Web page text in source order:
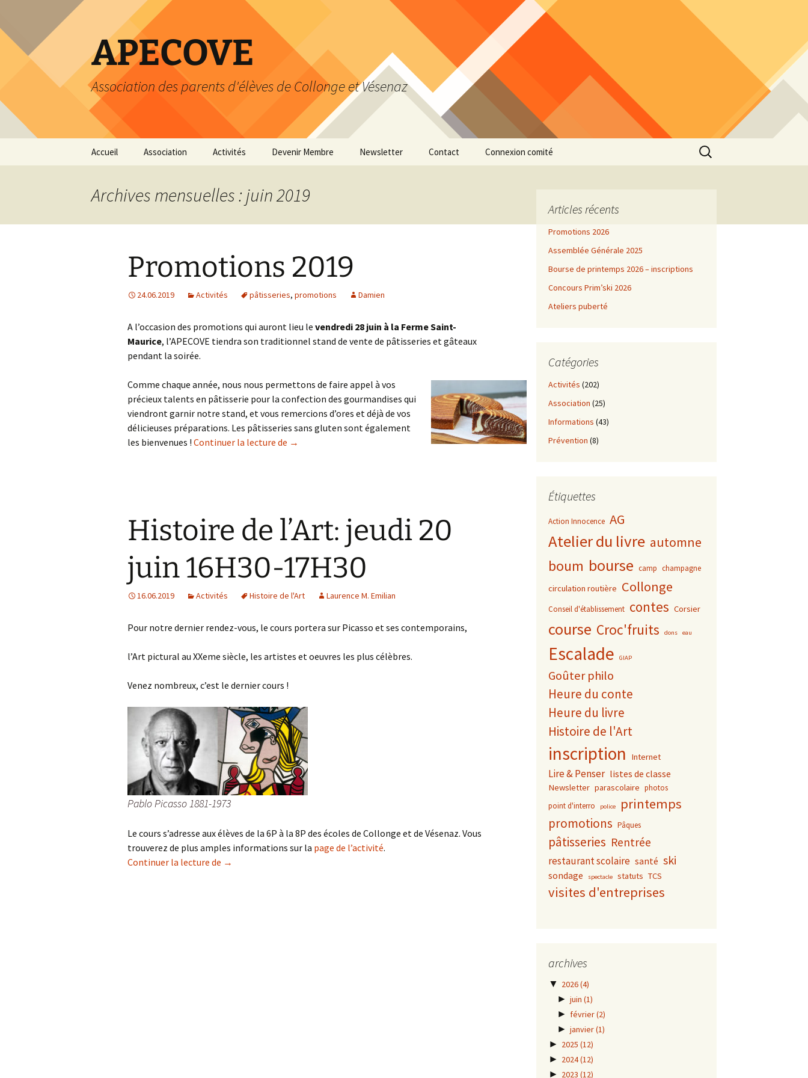
contenu
APECOVE
Association des parents d'élèves de Collonge et Vésenaz
Accueil Association
Dons
Politique de
confidentialité
Activités
Heure du livre
Loisirs
Devenir Membre
personnelles
Newsletter Contact Connexion comité
Rechercher :
Archives mensuelles : juin 2019
Promotions 2019
24.06.2019 Activités pâtisseries, promotions Damien
A l’occasion des promotions qui auront lieu le vendredi 28 juin à la Ferme Saint-
Maurice, l’APECOVE tiendra son traditionnel stand de vente de pâtisseries et gâteaux
pendant la soirée.
Comme chaque année, nous nous permettons de faire appel à vos
précieux talents en pâtisserie pour la confection des gourmandises qui
viendront garnir notre stand, et vous remercions d’ores et déjà de vos
délicieuses préparations. Les pâtisseries sans gluten sont également
les bienvenues ! Continuer la lecture de Promotions 2019
→
Histoire de l’Art: jeudi 20
juin 16H30-17H30
16.06.2019 Activités Histoire de l'Art Laurence M. Emilian
Pour notre dernier rendez-vous, le cours portera sur Picasso et ses contemporains,
l’Art pictural au XXeme siècle, les artistes et oeuvres les plus célèbres.
Venez nombreux, c’est le dernier cours !
Pablo Picasso 1881-1973
Le cours s’adresse aux élèves de la 6P à la 8P des écoles de Collonge et de Vésenaz. Vous
trouverez de plus amples informations sur la page de l’activité.
Continuer la lecture de Histoire de l’Art: jeudi 20 juin 16H30-17H30
→
Articles récents
Promotions 2026
Assemblée Générale 2025
Bourse de printemps 2026 – inscriptions
Concours Prim’ski 2026
Ateliers puberté
Catégories
Activités (202)
Association (25)
Informations (43)
Prévention (8)
Étiquettes
Action Innocence AG
Atelier du livre automne
boum bourse camp champagne
circulation routière Collonge
Conseil d'établissement contes Corsier
course Croc'fruits dons eau
Escalade GIAP
Goûter philo
Heure du conte
Heure du livre
Histoire de l'Art
inscription Internet
Lire & Penser listes de classe
Newsletter parascolaire photos
point d'interro
police printemps
promotions Pâques
pâtisseries Rentrée
restaurant scolaire santé ski
sondage spectacle statuts TCS
visites d'entreprises
archives
▼ 2026(4)
► juin (1)
► février(2)
► janvier(1)
► 2025 (12)
► 2024(12)
► 2023 (12)